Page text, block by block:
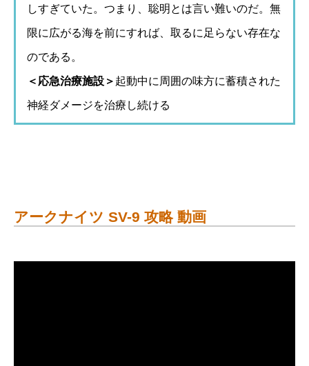
しすぎていた。つまり、聡明とは言い難いのだ。無
限に広がる海を前にすれば、取るに足らない存在な
のである。
＜応急治療施設＞ 起動中に周囲の味方に蓄積された
神経ダメージを治療し続ける
アークナイツ SV-9 攻略 動画